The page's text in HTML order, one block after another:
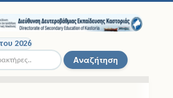
2026
Αναζήτηση